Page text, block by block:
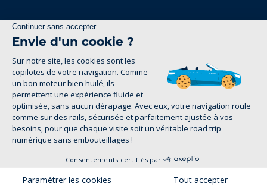
Nos concessions
Contactez-nous
Formulaire de contact
Suivez-nous
Mentions Légales
Politique de confidentialité
1